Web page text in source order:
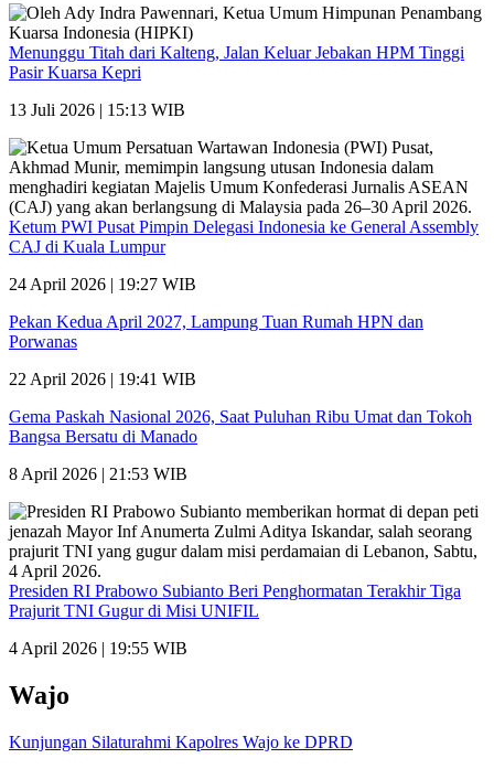
Menunggu Titah dari Kalteng, Jalan Keluar Jebakan HPM Tinggi
Pasir Kuarsa Kepri
13 Juli 2026 | 15:13 WIB
Ketum PWI Pusat Pimpin Delegasi Indonesia ke General Assembly
CAJ di Kuala Lumpur
24 April 2026 | 19:27 WIB
Pekan Kedua April 2027, Lampung Tuan Rumah HPN dan
Porwanas
22 April 2026 | 19:41 WIB
Gema Paskah Nasional 2026, Saat Puluhan Ribu Umat dan Tokoh
Bangsa Bersatu di Manado
8 April 2026 | 21:53 WIB
Presiden RI Prabowo Subianto Beri Penghormatan Terakhir Tiga
Prajurit TNI Gugur di Misi UNIFIL
4 April 2026 | 19:55 WIB
Wajo
Kunjungan Silaturahmi Kapolres Wajo ke DPRD